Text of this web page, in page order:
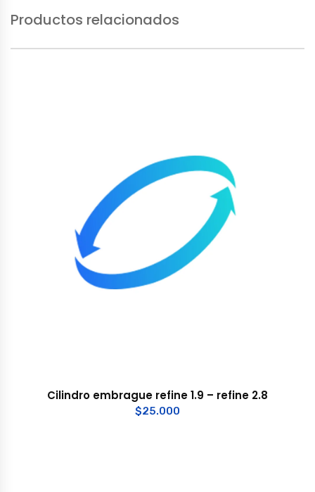
Productos relacionados
Cilindro embrague refine 1.9 – refine 2.8
$25.000